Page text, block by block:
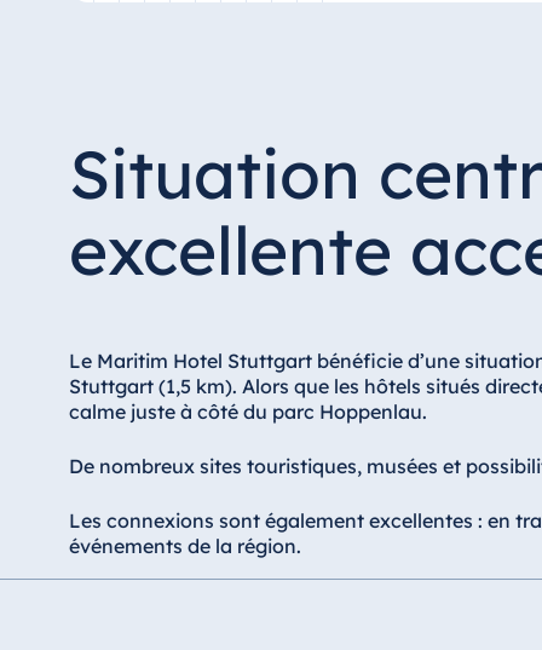
Situation
excellente
Le Maritim Hotel Stuttgart bénéficie d’une
Stuttgart (1,5 km). Alors que les hôtels situés
calme juste à côté du parc Hoppenlau.
De nombreux sites touristiques, musées et
Les connexions sont également excellentes : en
événements de la région.